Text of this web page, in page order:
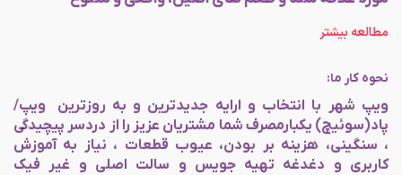
مطالعه بیشتر
نحوه کار ما:
ویپ شهر با انتخاب و ارایه جدیدترین و به روزترین ویپ/
پاد(سوئیچ) یکبارمصرف شما مشتریان عزیز را از دردسر پیچیدگی
، سنگینی، هزینه بر بودن، عیوب قطعات ، نیاز به آموزش
کاربری و دغدغه تهیه جویس و سالت اصلی و غیر فیک